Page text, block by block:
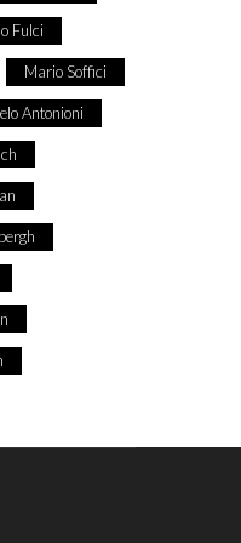
Fulci
Mario Soffici
Antonioni